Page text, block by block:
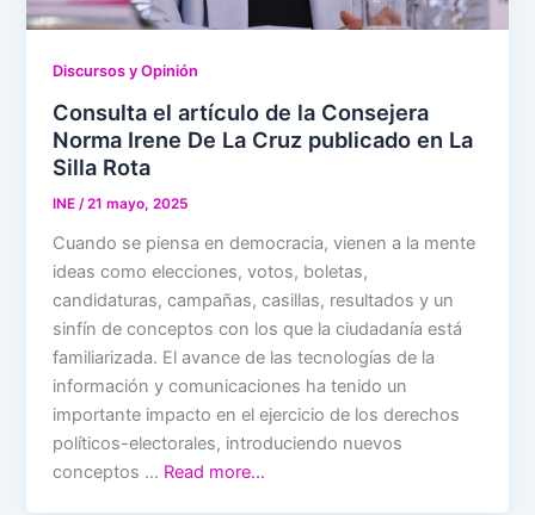
Discursos y Opinión
Consulta el artículo de la Consejera
Norma Irene De La Cruz publicado en La
Silla Rota
INE/21 mayo, 2025
Cuando se piensa en democracia, vienen a la mente
ideas como elecciones, votos, boletas,
candidaturas, campañas, casillas, resultados y un
sinfín de conceptos con los que la ciudadanía está
familiarizada. El avance de las tecnologías de la
información y comunicaciones ha tenido un
importante impacto en el ejercicio de los derechos
políticos-electorales, introduciendo nuevos
conceptos … Read more…